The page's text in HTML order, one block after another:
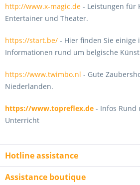
http://www.x-magic.de - Leistungen für
Entertainer und Theater.
https://start.be/ - Hier finden Sie einige
Informationen rund um belgische
https://www.twimbo.nl - Gute
Niederlanden.
https://www.topreflex.de - Infos Rund
Unterricht
Hotline assistance
Assistance boutique